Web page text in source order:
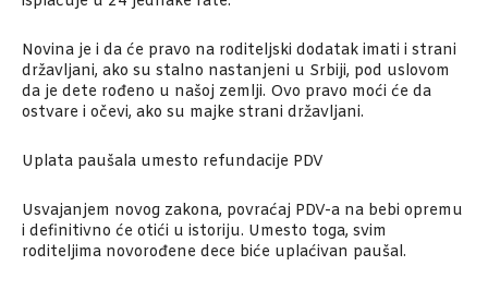
Novina je i da će pravo na roditeljski dodatak imati i strani
državljani, ako su stalno nastanjeni u Srbiji, pod uslovom
da je dete rođeno u našoj zemlji. Ovo pravo moći će da
ostvare i očevi, ako su majke strani državljani.
Uplata paušala umesto refundacije PDV
Usvajanjem novog zakona, povraćaj PDV-a na bebi opremu
i definitivno će otići u istoriju. Umesto toga, svim
roditeljima novorođene dece biće uplaćivan paušal.